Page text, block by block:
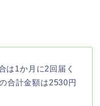
は1か月に2回届く
合計金額は2530円